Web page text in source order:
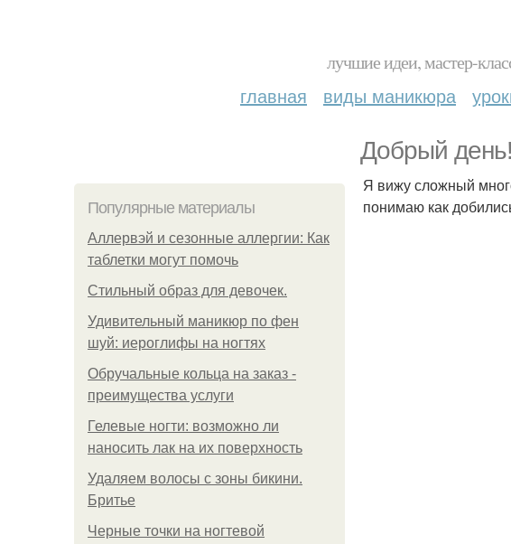
лучшие идеи, мастер-
главная виды маникюра
Добрый день!
Популярные материалы
Аллервэй и сезонные аллергии: Как
таблетки могут помочь
Стильный образ для девочек.
Удивительный маникюр по фен
шуй: иероглифы на ногтях
Обручальные кольца на заказ -
преимущества услуги
Гелевые ногти: возможно ли
наносить лак на их поверхность
Удаляем волосы с зоны бикини.
Бритье
Черные точки на ногтевой
Я вижу сложный
понимаю как